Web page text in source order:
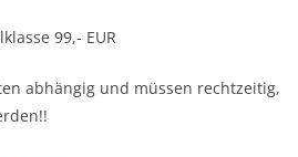
99,- EUR
abhängig und müssen rechtzeitig,